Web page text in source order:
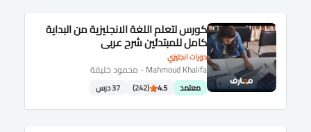
دورات انجليزي
كورس لتعلم اللغة الانجليزية من البداية
كامل للمبتدئين شرح عربى
Mahmoud Khalifa - محمود خليفة
معتمد 4.5
(242) 37 درس